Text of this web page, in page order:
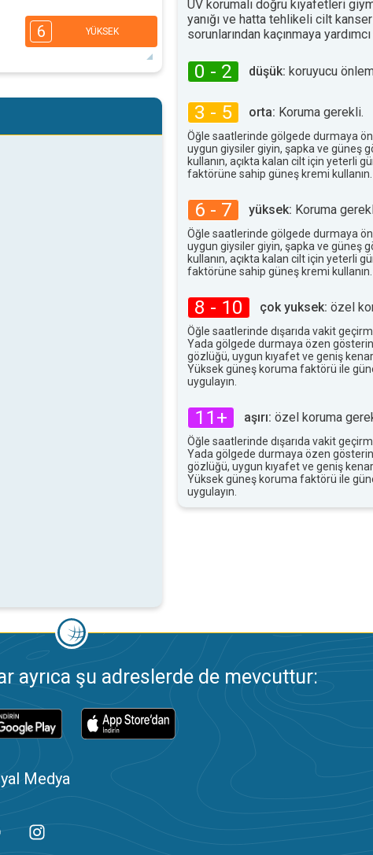
16:00
2
27°
6 YÜKSEK
2
UV korumalı doğru kıyafetleri
yanığı ve hatta tehlikeli cilt
sorunlarından kaçınmaya
0 - 2 düşük: koruyucu
3 - 5 orta: Koruma gerekli.
Öğle saatlerinde gölgede durmaya
uygun giysiler giyin, şapka ve güneş
kullanın, açıkta kalan cilt için yeterli
faktörüne sahip güneş kremi kullanın.
6 - 7 yüksek: Koruma
Öğle saatlerinde gölgede durmaya
uygun giysiler giyin, şapka ve güneş
kullanın, açıkta kalan cilt için yeterli
faktörüne sahip güneş kremi kullanın.
8 - 10 çok yuksek: özel
Öğle saatlerinde dışarıda vakit
Yada gölgede durmaya özen
gözlüğü, uygun kıyafet ve geniş
Yüksek güneş koruma faktörü ile
uygulayın.
11+ aşırı: özel koruma
Öğle saatlerinde dışarıda vakit
Yada gölgede durmaya özen
gözlüğü, uygun kıyafet ve geniş
Yüksek güneş koruma faktörü ile
uygulayın.
ayrıca şu adreslerde de mevcuttur:
Medya